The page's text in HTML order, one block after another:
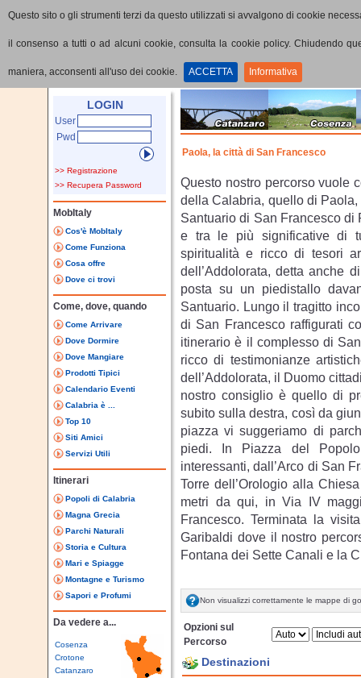
Questo sito o gli strumenti terzi da questo utilizzati si avvalgono di cookie
il consenso a tutti o ad alcuni cookie, consulta la cookie policy. Chiudendo
maniera, acconsenti all'uso dei cookie. ACCETTA Informativa
LOGIN
User
Pwd
>> Registrazione
>> Recupera Password
MobItaly
Cos'è MobItaly
Come Funziona
Cosa offre
Dove ci trovi
Come, dove, quando
Come Arrivare
Dove Dormire
Dove Mangiare
Prodotti Tipici
Calendario Eventi
Calabria è ...
Top 10
Siti Amici
Servizi Utili
Itinerari
Popoli di Calabria
Magna Grecia
Parchi Naturali
Storia e Cultura
Mari e Spiagge
Montagne e Turismo
Sapori e Profumi
Da vedere a...
Cosenza
Crotone
Catanzaro
Paola, la città di San Francesco
Questo nostro percorso vuole
della Calabria, quello di
Santuario di San Francesco
e tra le più significative di
spiritualità e ricco di tesori
dell’Addolorata, detta anche
posta su un piedistallo
Santuario. Lungo il tragitto
di San Francesco raffigurati
itinerario è il complesso di
ricco di testimonianze
dell’Addolorata, il Duomo
nostro consiglio è quello di
subito sulla destra, così da
piazza vi suggeriamo di
piedi. In Piazza del
interessanti, dall’Arco di San
Torre dell’Orologio alla
metri da qui, in Via IV
Francesco. Terminata la
Garibaldi dove il nostro
Fontana dei Sette Canali e la
Non visualizzi correttamente le mappe di
Opzioni sul
Percorso
Destinazioni